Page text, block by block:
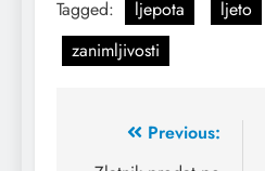
Tagged: ljepota ljeto
zanimljivosti
Previous: